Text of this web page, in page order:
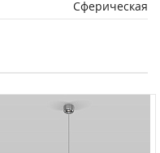
Сферическая